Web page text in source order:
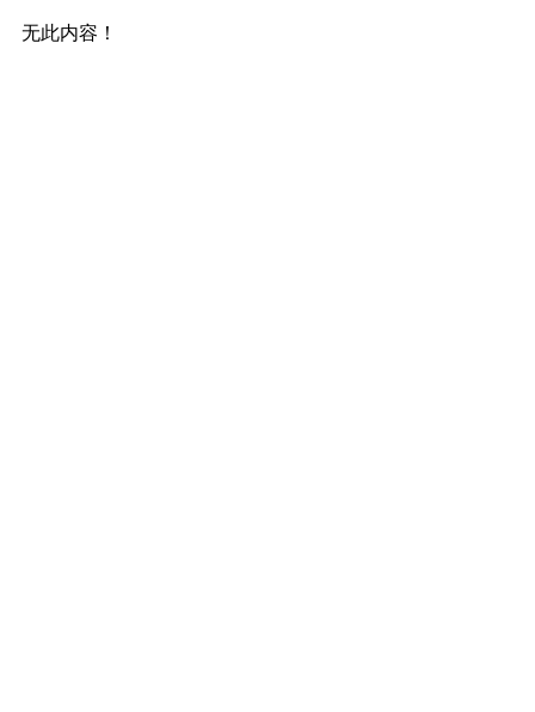
无此内容！